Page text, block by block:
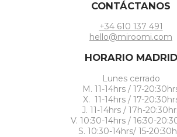
CONTÁCTANOS
+34 610 137 491
hello@miroomi.com
HORARIO MADRID
Lunes cerrado
M. 11-14hrs / 17-
X. 11-14hrs / 17-
J. 11-14hrs / 17h-
V. 10:30-14hrs / 16:30-
S. 10:30-14hrs/ 15-